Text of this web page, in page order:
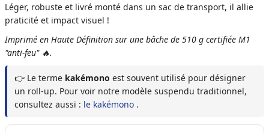
Léger, robuste et livré monté dans un sac de transport, il allie
praticité et impact visuel !
Imprimé en Haute Définition sur une bâche de 510 g certifiée M1
"anti-feu" 🔥.
👉 Le terme kakémono est souvent utilisé pour désigner
un roll-up. Pour voir notre modèle suspendu traditionnel,
consultez aussi : le kakémono .